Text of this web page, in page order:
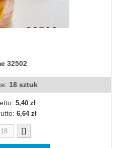
32502
18 sztuk
5,40 zł
6,64 zł